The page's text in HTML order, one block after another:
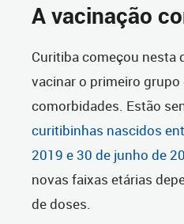
A vacinação
Curitiba começou nesta
vacinar o primeiro grupo
comorbidades. Estão
curitibinhas nascidos
2019 e 30 de junho de
novas faixas etárias
de doses.